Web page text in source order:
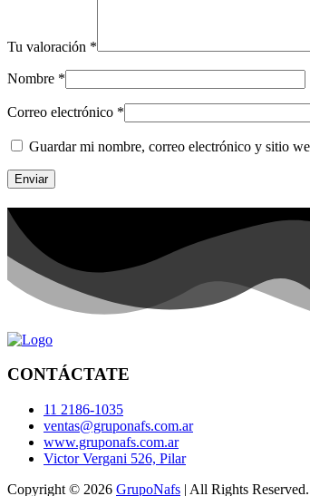
Tu valoración *
Nombre *
Correo electrónico *
Guardar mi nombre, correo electrónico y sitio
CONTÁCTATE
11 2186-1035
ventas@gruponafs.com.ar
www.gruponafs.com.ar
Victor Vergani 526, Pilar
Copyright © 2026 GrupoNafs | All Rights